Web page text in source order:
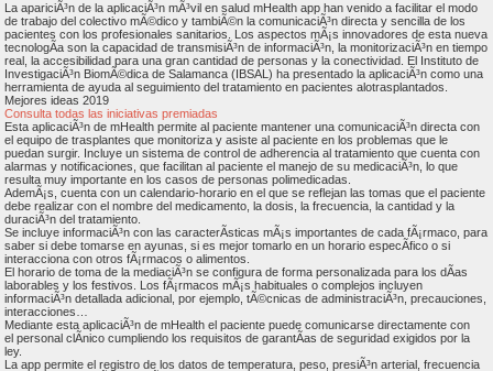
La apariciÃ³n de la aplicaciÃ³n mÃ³vil en salud mHealth app han venido a facilitar el modo
de trabajo del colectivo mÃ©dico y tambiÃ©n la comunicaciÃ³n directa y sencilla de los
pacientes con los profesionales sanitarios. Los aspectos mÃ¡s innovadores de esta nueva
tecnologÃ­a son la capacidad de transmisiÃ³n de informaciÃ³n, la monitorizaciÃ³n en tiempo
real, la accesibilidad para una gran cantidad de personas y la conectividad. El Instituto de
InvestigaciÃ³n BiomÃ©dica de Salamanca (IBSAL) ha presentado la aplicaciÃ³n como una
herramienta de ayuda al seguimiento del tratamiento en pacientes alotrasplantados.
Mejores ideas 2019
Consulta todas las iniciativas premiadas
Esta aplicaciÃ³n de mHealth permite al paciente mantener una comunicaciÃ³n directa con
el equipo de trasplantes que monitoriza y asiste al paciente en los problemas que le
puedan surgir. Incluye un sistema de control de adherencia al tratamiento que cuenta con
alarmas y notificaciones, que facilitan al paciente el manejo de su medicaciÃ³n, lo que
resulta muy importante en los casos de personas polimedicadas.
AdemÃ¡s, cuenta con un calendario-horario en el que se reflejan las tomas que el paciente
debe realizar con el nombre del medicamento, la dosis, la frecuencia, la cantidad y la
duraciÃ³n del tratamiento.
Se incluye informaciÃ³n con las caracterÃ­sticas mÃ¡s importantes de cada fÃ¡rmaco, para
saber si debe tomarse en ayunas, si es mejor tomarlo en un horario especÃ­fico o si
interacciona con otros fÃ¡rmacos o alimentos.
El horario de toma de la mediaciÃ³n se configura de forma personalizada para los dÃ­as
laborables y los festivos. Los fÃ¡rmacos mÃ¡s habituales o complejos incluyen
informaciÃ³n detallada adicional, por ejemplo, tÃ©cnicas de administraciÃ³n, precauciones,
interacciones…
Mediante esta aplicaciÃ³n de mHealth el paciente puede comunicarse directamente con
el personal clÃ­nico cumpliendo los requisitos de garantÃ­as de seguridad exigidos por la
ley.
La app permite el registro de los datos de temperatura, peso, presiÃ³n arterial, frecuencia